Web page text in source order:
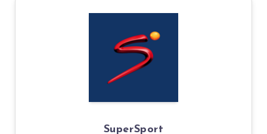
SuperSport